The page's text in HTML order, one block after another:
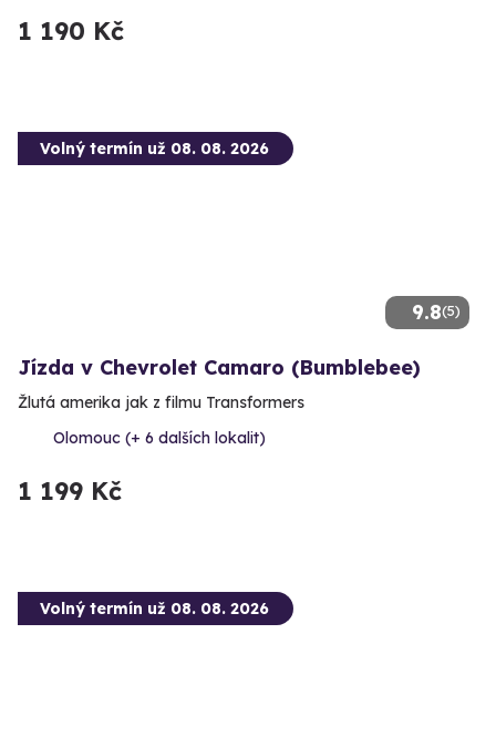
1 190 Kč
9.8(5)
Volný termín už 08. 08. 2026
Jízda v Chevrolet Camaro (Bumblebee)
Žlutá amerika jak z filmu Transformers
Olomouc (+ 6 dalších lokalit)
1 199 Kč
Volný termín už 08. 08. 2026